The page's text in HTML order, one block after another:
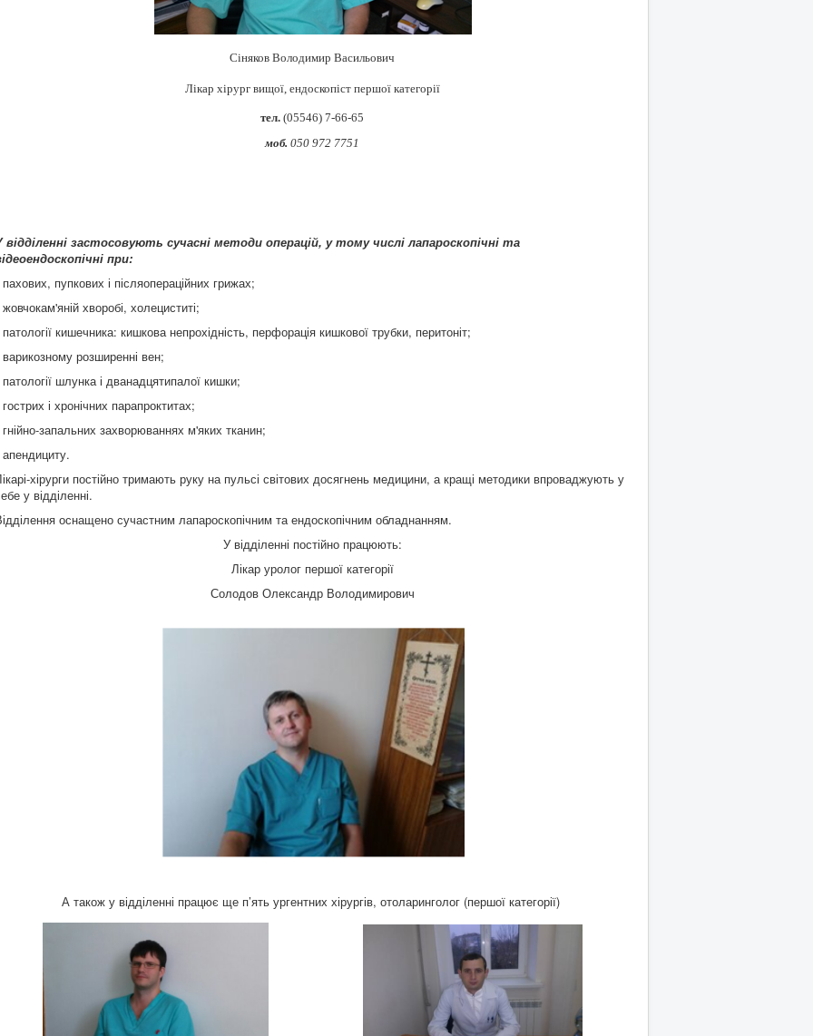
Сіняков Володимир Васильович
Лікар хірург вищої, ендоскопіст першої категорії
тел. (05546) 7-66-65
моб. 050 972 7751
відділенні застосовують сучасні методи операцій, у тому числі лапароскопічні та
при:
пахових, пупкових і післяопераційних грижах;
жовчокам'яній хворобі, холециститі;
патології кишечника: кишкова непрохідність, перфорація кишкової трубки, перитоніт;
варикозному розширенні вен;
патології шлунка і дванадцятипалої кишки;
гострих і хронічних парапроктитах;
гнійно-запальних захворюваннях м'яких тканин;
апендициту.
хірурги постійно тримають руку на пульсі світових досягнень медицини, а кращі методики впроваджують у
у відділенні.
оснащено сучастним лапароскопічним та ендоскопічним обладнанням.
У відділенні постійно працюють:
Лікар уролог першої категорії
Солодов Олександр Володимирович
А також у відділенні працює ще п’ять ургентних хірургів, отоларинголог (першої категорії)